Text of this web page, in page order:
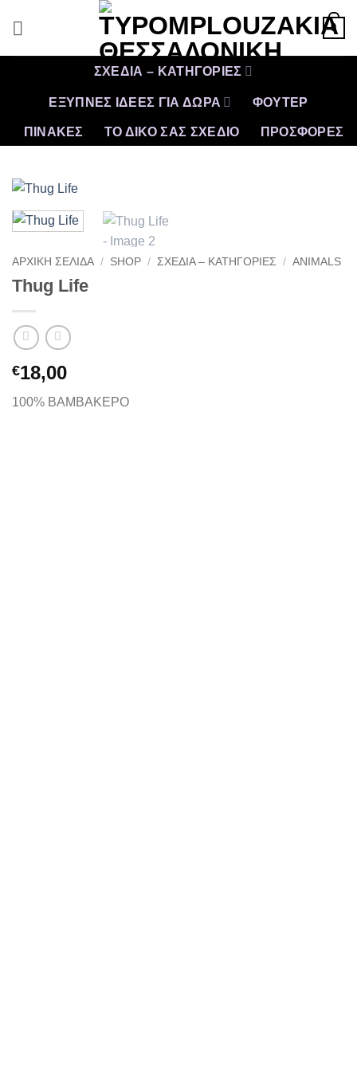
0
ΣΧΕΔΙΑ – ΚΑΤΗΓΟΡΙΕΣ
ΕΞΥΠΝΕΣ ΙΔΕΕΣ ΓΙΑ ΔΩΡΑ ΦΟΥΤΕΡ
ΠΙΝΑΚΕΣ ΤΟ ΔΙΚΟ ΣΑΣ ΣΧΕΔΙΟ ΠΡΟΣΦΟΡΈΣ
ΑΡΧΙΚΉ ΣΕΛΊΔΑ / SHOP / ΣΧΕΔΙΑ – ΚΑΤΗΓΟΡΙΕΣ / ANIMALS
Thug Life
€18,00
100% ΒΑΜΒΑΚΕΡΟ